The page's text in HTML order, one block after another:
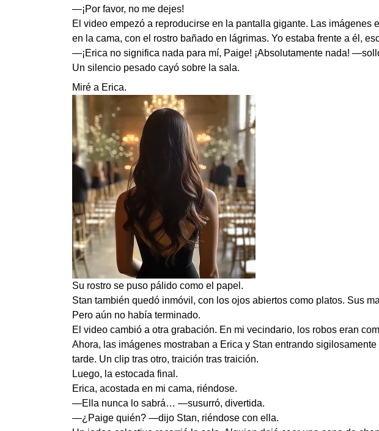
—¡Por favor, no me dejes!
El video empezó a reproducirse en la pantalla gigante. Las
en la cama, con el rostro bañado en lágrimas. Yo estaba frente a él,
—¡Erica no significa nada para mí, Paige! ¡Absolutamente nada!
Un silencio pesado cayó sobre la sala.
Miré a Erica.
Su rostro se puso pálido como el papel.
Stan también quedó inmóvil, con los ojos abiertos como platos. Sus
Pero aún no había terminado.
El video cambió a otra grabación. En mi vecindario, los robos eran
Ahora, las imágenes mostraban a Erica y Stan entrando
tarde. Un clip tras otro, traición tras traición.
Luego, la estocada final.
Erica, acostada en mi cama, riéndose.
—Ella nunca lo sabrá… —susurró, divertida.
—¿Paige quién? —dijo Stan, riéndose con ella.